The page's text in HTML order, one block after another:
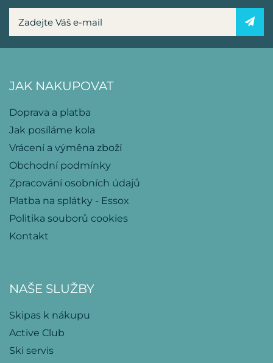
JAK NAKUPOVAT
Doprava a platba
Jak posíláme kola
Vrácení a výměna zboží
Obchodní podmínky
Zpracování osobních údajů
Platba na splátky - Essox
Politika souborů cookies
Kontakt
NAŠE SLUŽBY
Skipas k nákupu
Active Club
Ski servis